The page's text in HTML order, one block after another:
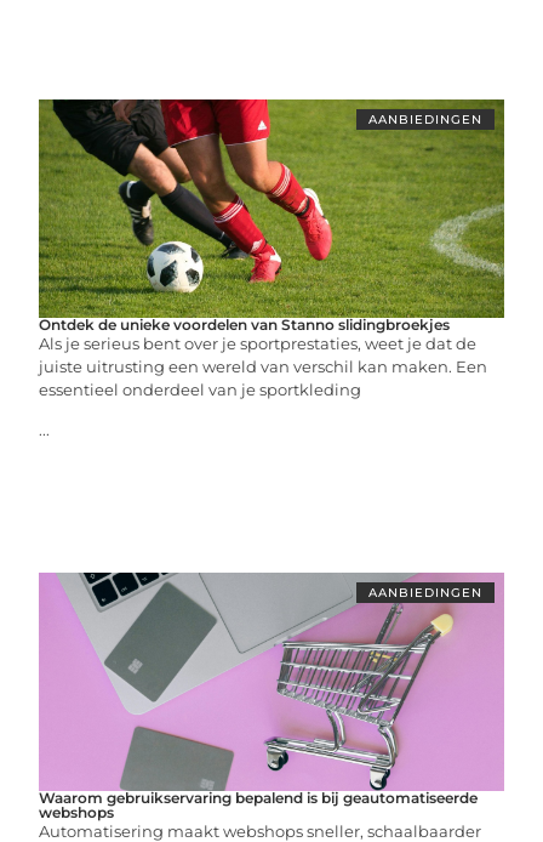
AANBIEDINGEN
Ontdek de unieke voordelen van Stanno slidingbroekjes
Als je serieus bent over je sportprestaties, weet je dat de
juiste uitrusting een wereld van verschil kan maken. Een
essentieel onderdeel van je sportkleding
...
AANBIEDINGEN
Waarom gebruikservaring bepalend is bij geautomatiseerde
webshops
Automatisering maakt webshops sneller, schaalbaarder